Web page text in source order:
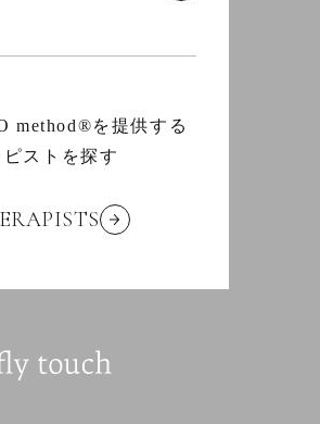
method®を提供する
ピストを探す